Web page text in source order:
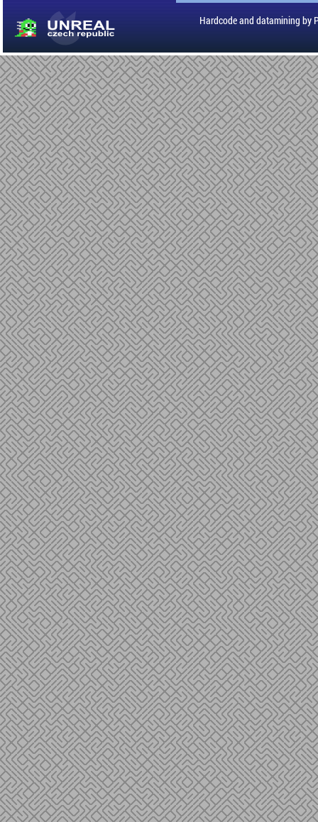
Hardcode and datamining by